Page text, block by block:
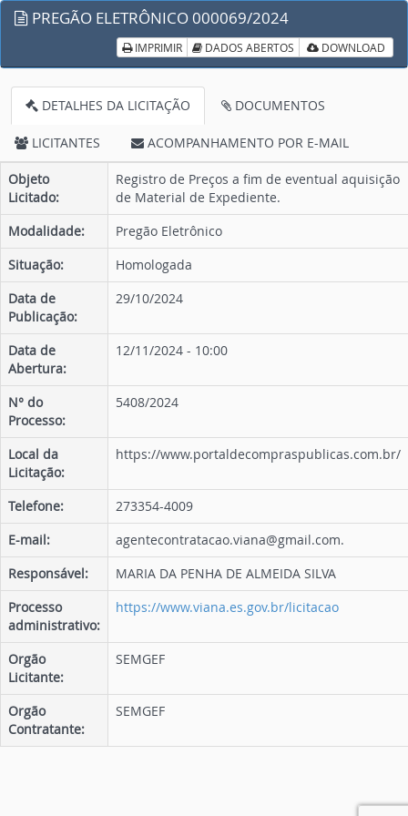
PREGÃO ELETRÔNICO 000069/2024
IMPRIMIR DADOS ABERTOS DOWNLOAD
DETALHES DA LICITAÇÃO DOCUMENTOS
LICITANTES ACOMPANHAMENTO POR E-MAIL
Objeto
Licitado:
Registro de Preços a fim de eventual aquisição
de Material de Expediente.
Modalidade:
Pregão Eletrônico
Situação:
Homologada
Data de
Publicação:
29/10/2024
Data de
Abertura:
12/11/2024 - 10:00
N° do
Processo:
5408/2024
Local da
Licitação:
https://www.portaldecompraspublicas.com.br/
Telefone:
273354-4009
E-mail:
agentecontratacao.viana@gmail.com.
Responsável:
MARIA DA PENHA DE ALMEIDA SILVA
Processo
administrativo:
https://www.viana.es.gov.br/licitacao
Orgão
Licitante:
SEMGEF
Orgão
Contratante:
SEMGEF